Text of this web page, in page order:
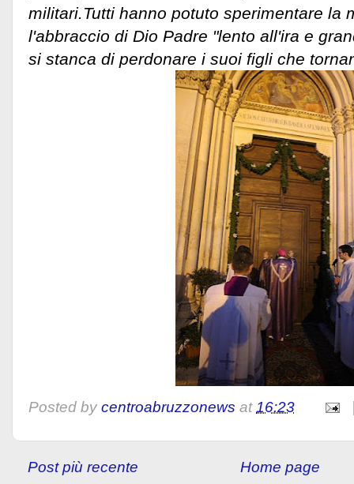
militari.Tutti hanno potuto sperimentare la
l'abbraccio di Dio Padre "lento all'ira e
si stanca di perdonare i suoi figli che
Posted by centroabruzzonews at16:23
Post più recente Home page